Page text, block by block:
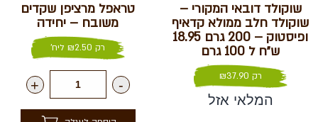
שוקולד דובאי המקורי –
שוקולד חלב ממולא קדאיף
ופיסטוק – 200 גרם 18.95
ש״ח ל 100 גרם
רק ₪37.90
המלאי אזל
טראפל מרציפן שקדים
משובח – יחידה
רק ₪2.50 ליח'
-
+